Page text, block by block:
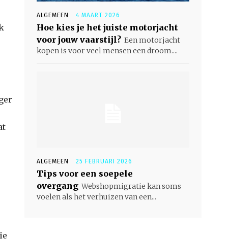
ALGEMEEN 4 MAART 2026
Hoe kies je het juiste motorjacht
voor jouw vaarstijl? Een motorjacht
kopen is voor veel mensen een droom....
ALGEMEEN 25 FEBRUARI 2026
Tips voor een soepele
overgang Webshopmigratie kan soms
voelen als het verhuizen van een...